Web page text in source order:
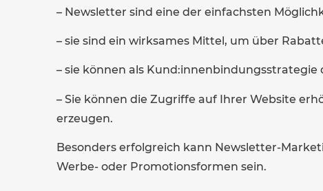
– Newsletter sind eine der einfachsten
– sie sind ein wirksames Mittel, um über
– sie können als Kund:innenbindungsstrategie
– Sie können die Zugriffe auf Ihrer Website
erzeugen.
Besonders erfolgreich kann Newsletter-
Werbe- oder Promotionsformen sein.